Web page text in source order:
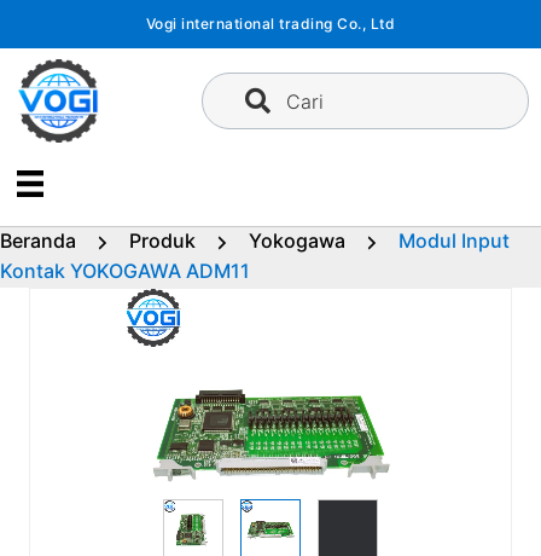
konten
Vogi international trading Co., Ltd
Cari
Beranda Produk Yokogawa
Modul Input
Kontak YOKOGAWA ADM11